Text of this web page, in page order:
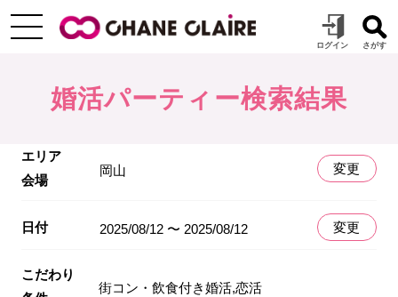
婚活パーティー検索結果
エリア
会場
岡山 変更
日付 2025/08/12 〜 2025/08/12 変更
こだわり
街コン・飲食付き婚活,恋活